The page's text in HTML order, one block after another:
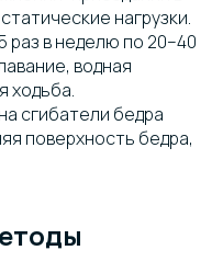
нагрузки.
раз в неделю по 20–40
водная
ходьба.
сгибатели бедра
поверхность бедра,